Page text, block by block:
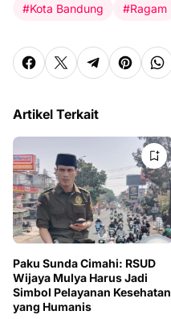
#Kota Bandung
#Ragam
Artikel Terkait
Paku Sunda Cimahi: RSUD
Wijaya Mulya Harus Jadi
Simbol Pelayanan Kesehatan
yang Humanis